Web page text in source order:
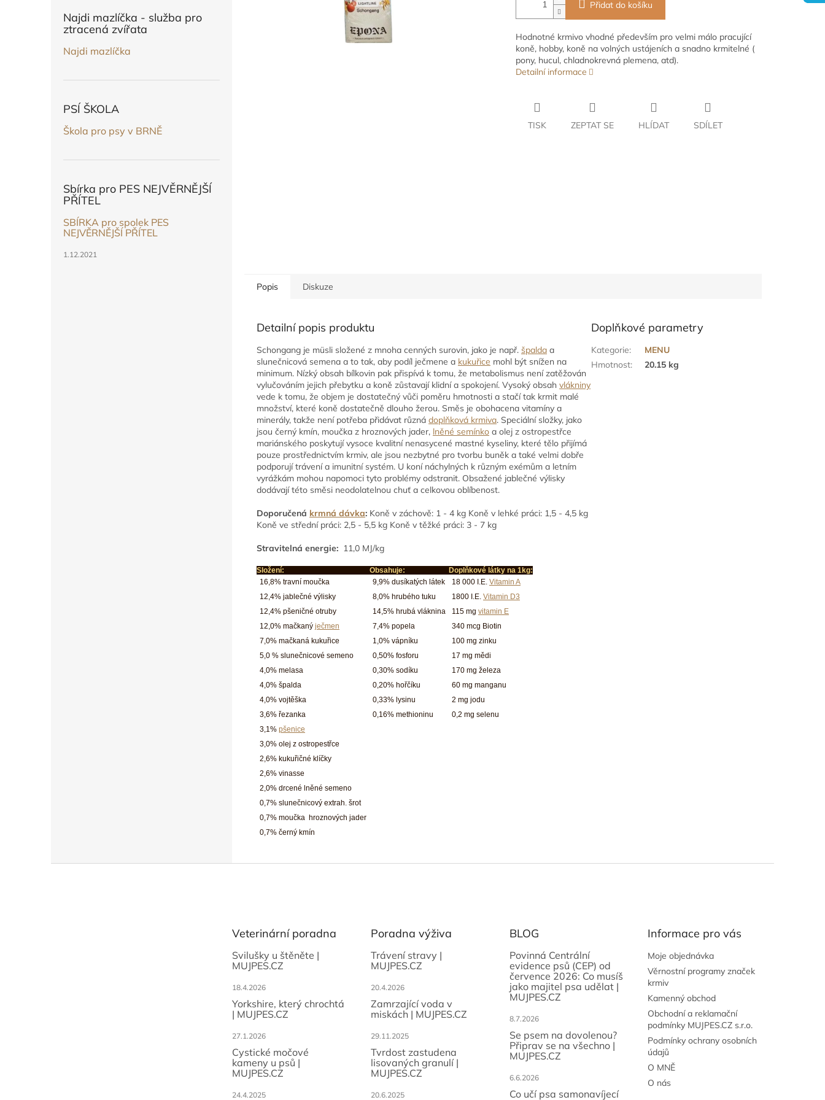
Najdi mazlíčka - služba pro
ztracená zvířata
Najdi mazlíčka
PSÍ ŠKOLA
Škola pro psy v BRNĚ
Sbírka pro PES NEJVĚRNĚJŠÍ
PŘÍTEL
SBÍRKA pro spolek PES
NEJVĚRNĚJŠÍ PŘÍTEL
1.12.2021
Přidat do košíku
Hodnotné krmivo vhodné především pro velmi málo pracující
koně, hobby, koně na volných ustájeních a snadno krmitelné (
pony, hucul, chladnokrevná plemena, atd).
Detailní informace
TISK ZEPTAT SE HLÍDAT SDÍLET
Popis Diskuze
Detailní popis produktu
Schongang je müsli složené z mnoha cenných surovin, jako je např. špalda a
slunečnicová semena a to tak, aby podíl ječmene a kukuřice mohl být snížen na
minimum. Nízký obsah bílkovin pak přispívá k tomu, že metabolismus není zatěžován
vylučováním jejich přebytku a koně zůstavají klidní a spokojení. Vysoký obsah vlákniny
vede k tomu, že objem je dostatečný vůči poměru hmotnosti a stačí tak krmit malé
množství, které koně dostatečně dlouho žerou. Směs je obohacena vitamíny a
minerály, takže není potřeba přidávat různá doplňková krmiva. Speciální složky, jako
jsou černý kmín, moučka z hroznových jader, lněné semínko a olej z ostropestřce
mariánského poskytují vysoce kvalitní nenasycené mastné kyseliny, které tělo přijímá
pouze prostřednictvím krmiv, ale jsou nezbytné pro tvorbu buněk a také velmi dobře
podporují trávení a imunitní systém. U koní náchylných k různým exémům a letním
vyrážkám mohou napomoci tyto problémy odstranit. Obsažené jablečné výlisky
dodávají této směsi neodolatelnou chuť a celkovou oblíbenost.
Doporučená krmná dávka: Koně v záchově: 1 - 4 kg Koně v lehké práci: 1,5 - 4,5 kg
Koně ve střední práci: 2,5 - 5,5 kg Koně v těžké práci: 3 - 7 kg
Stravitelná energie: 11,0 MJ/kg
Složení: Obsahuje:
Doplňkové látky na 1kg:
16,8% travní moučka
9,9% dusíkatých látek 18 000 I.E. Vitamin A
12,4% jablečné výlisky
8,0% hrubého tuku 1800 I.E. Vitamin D3
12,4% pšeničné otruby
14,5% hrubá vláknina 115 mg vitamin E
12,0% mačkaný ječmen 7,4% popela
340 mcg Biotin
7,0% mačkaná kukuřice
1,0% vápníku
100 mg zinku
5,0 % slunečnicové semeno
0,50% fosforu
17 mg mědi
4,0% melasa
0,30% sodíku
170 mg železa
4,0% špalda
0,20% hořčíku
60 mg manganu
4,0% vojtěška
0,33% lysinu
2 mg jodu
3,6% řezanka
0,16% methioninu
0,2 mg selenu
3,1% pšenice
3,0% olej z ostropestřce
2,6% kukuřičné klíčky
2,6% vinasse
2,0% drcené lněné semeno
0,7% slunečnicový extrah. šrot
0,7% moučka hroznových jader
0,7% černý kmín
Doplňkové parametry
Kategorie:
MENU
Hmotnost: 20.15 kg
Veterinární poradna
Svilušky u štěněte |
MUJPES.CZ
18.4.2026
Yorkshire, který chrochtá
| MUJPES.CZ
27.1.2026
Cystické močové
kameny u psů |
MUJPES.CZ
24.4.2025
Poradna výživa
Trávení stravy |
MUJPES.CZ
20.4.2026
Zamrzající voda v
miskách | MUJPES.CZ
29.11.2025
Tvrdost zastudena
lisovaných granulí |
MUJPES.CZ
20.6.2025
BLOG
Povinná Centrální
evidence psů (CEP) od
července 2026: Co musíš
jako majitel psa udělat |
MUJPES.CZ
8.7.2026
Se psem na dovolenou?
Připrav se na všechno |
MUJPES.CZ
6.6.2026
Co učí psa samonavíjecí
Informace pro vás
Moje objednávka
Věrnostní programy značek
krmiv
Kamenný obchod
Obchodní a reklamační
podmínky MUJPES.CZ s.r.o.
Podmínky ochrany osobních
údajů
O MNĚ
O nás